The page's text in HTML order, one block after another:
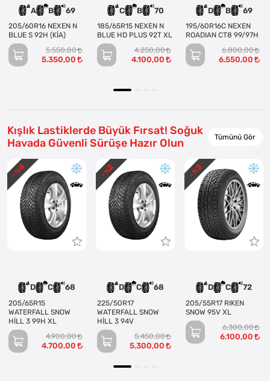
A B 69
205/60R16 NEXEN N
BLUE S 92H (KİA)
5.550,00
5.350,00
C B 70
185/65R15 NEXEN N
BLUE HD PLUS 92T XL
4.250,00
4.100,00
D B 69
195/60R16C NEXEN
ROADIAN CT8 99/97H
6.800,00
6.550,00
Kışlık Lastiklerde Büyük Fırsat! Soğuk
Havada Güvenli Sürüşe Hazır Olun
Tümünü Gör
D C 68
205/65R15
WATERFALL SNOW
HİLL 3 99H XL
4.900,00
4.700,00
- %
4
D C 68
225/50R17
WATERFALL SNOW
HİLL 3 94V
5.450,00
5.300,00
- %
2
D C 72
205/55R17 RIKEN
SNOW 95V XL
6.300,00
6.100,00
- %
3